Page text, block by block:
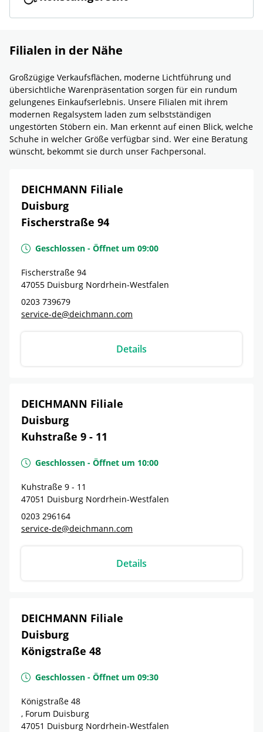
Filialen in der Nähe
Großzügige Verkaufsflächen, moderne Lichtführung und
übersichtliche Warenpräsentation sorgen für ein rundum
gelungenes Einkaufserlebnis. Unsere Filialen mit ihrem
modernen Regalsystem laden zum selbstständigen
ungestörten Stöbern ein. Man erkennt auf einen Blick, welche
Schuhe in welcher Größe verfügbar sind. Wer eine Beratung
wünscht, bekommt sie durch unser Fachpersonal.
DEICHMANN Filiale
Duisburg
Fischerstraße 94
Geschlossen - Öffnet um 09:00
Fischerstraße 94
47055 Duisburg Nordrhein-Westfalen
0203 739679
service-de@deichmann.com
Details
DEICHMANN Filiale
Duisburg
Kuhstraße 9 - 11
Geschlossen - Öffnet um 10:00
Kuhstraße 9 - 11
47051 Duisburg Nordrhein-Westfalen
0203 296164
service-de@deichmann.com
Details
DEICHMANN Filiale
Duisburg
Königstraße 48
Geschlossen - Öffnet um 09:30
Königstraße 48
, Forum Duisburg
47051 Duisburg Nordrhein-Westfalen